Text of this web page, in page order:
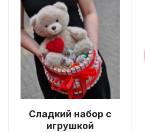
Сладкий набор с
игрушкой